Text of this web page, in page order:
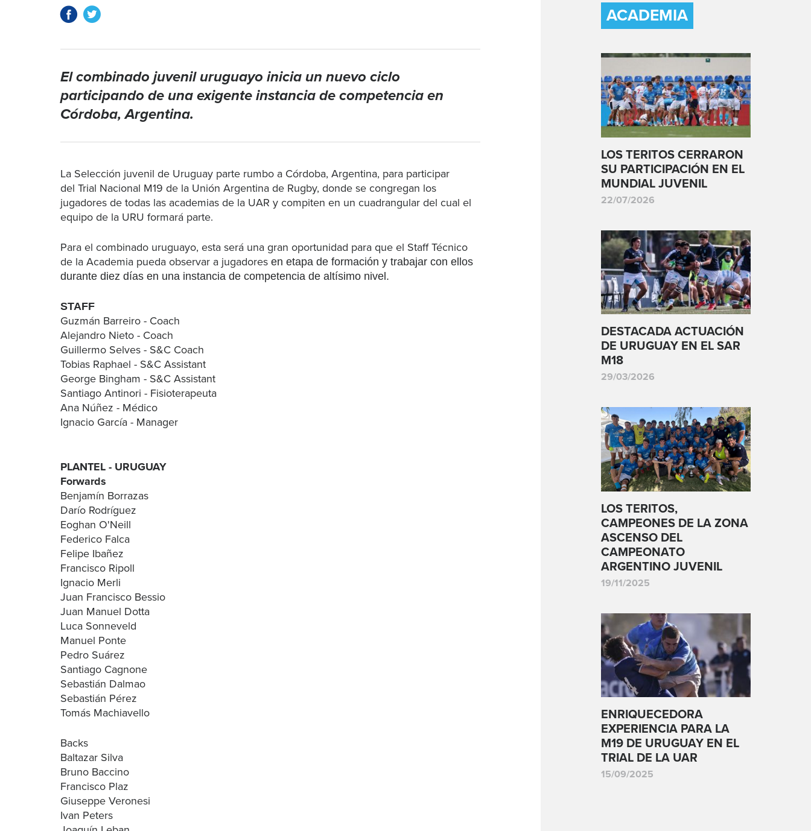
El combinado juvenil uruguayo inicia un nuevo ciclo
participando de una exigente instancia de competencia en
Córdoba, Argentina.
La Selección juvenil de Uruguay parte rumbo a Córdoba, Argentina, para participar
del Trial Nacional M19 de la Unión Argentina de Rugby, donde se congregan los
jugadores de todas las academias de la UAR y compiten en un cuadrangular del cual el
equipo de la URU formará parte.
Para el combinado uruguayo, esta será una gran oportunidad para que el Staff Técnico
de la Academia pueda observar a jugadores en etapa de formación y trabajar con ellos
durante diez días en una instancia de competencia de altísimo nivel.
STAFF
Guzmán Barreiro - Coach
Alejandro Nieto - Coach
Guillermo Selves - S&C Coach
Tobias Raphael - S&C Assistant
George Bingham - S&C Assistant
Santiago Antinori - Fisioterapeuta
Ana Núñez - Médico
Ignacio García - Manager
PLANTEL - URUGUAY
Forwards
Benjamín Borrazas
Darío Rodríguez
Eoghan O'Neill
Federico Falca
Felipe Ibañez
Francisco Ripoll
Ignacio Merli
Juan Francisco Bessio
Juan Manuel Dotta
Luca Sonneveld
Manuel Ponte
Pedro Suárez
Santiago Cagnone
Sebastián Dalmao
Sebastián Pérez
Tomás Machiavello
Backs
Baltazar Silva
Bruno Baccino
Francisco Plaz
Giuseppe Veronesi
Ivan Peters
ACADEMIA
LOS TERITOS CERRARON
SU PARTICIPACIÓN EN EL
MUNDIAL JUVENIL
22/07/2026
DESTACADA ACTUACIÓN
DE URUGUAY EN EL SAR
M18
29/03/2026
LOS TERITOS,
CAMPEONES DE LA ZONA
ASCENSO DEL
CAMPEONATO
ARGENTINO JUVENIL
19/11/2025
ENRIQUECEDORA
EXPERIENCIA PARA LA
M19 DE URUGUAY EN EL
TRIAL DE LA UAR
15/09/2025